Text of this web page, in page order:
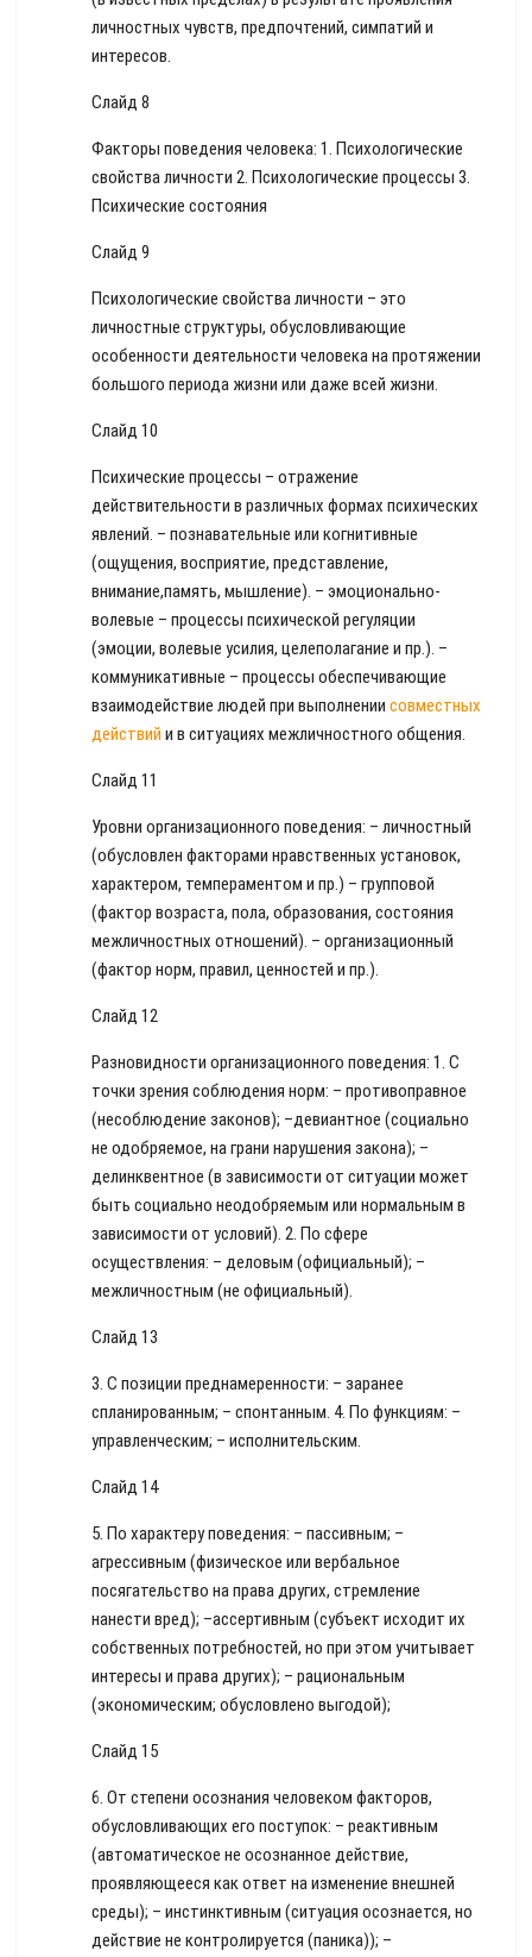
личностных чувств, предпочтений, симпатий и
интересов.
Слайд 8
Факторы поведения человека: 1. Психологические
свойства личности 2. Психологические процессы 3.
Психические состояния
Слайд 9
Психологические свойства личности – это
личностные структуры, обусловливающие
особенности деятельности человека на протяжении
большого периода жизни или даже всей жизни.
Слайд 10
Психические процессы – отражение
действительности в различных формах психических
явлений. – познавательные или когнитивные
(ощущения, восприятие, представление,
внимание,память, мышление). – эмоционально-
волевые – процессы психической регуляции
(эмоции, волевые усилия, целеполагание и пр.). –
коммуникативные – процессы обеспечивающие
взаимодействие людей при выполнении совместных
действий и в ситуациях межличностного общения.
Слайд 11
Уровни организационного поведения: – личностный
(обусловлен факторами нравственных установок,
характером, темпераментом и пр.) – групповой
(фактор возраста, пола, образования, состояния
межличностных отношений). – организационный
(фактор норм, правил, ценностей и пр.).
Слайд 12
Разновидности организационного поведения: 1. С
точки зрения соблюдения норм: – противоправное
(несоблюдение законов); –девиантное (социально
не одобряемое, на грани нарушения закона); –
делинквентное (в зависимости от ситуации может
быть социально неодобряемым или нормальным в
зависимости от условий). 2. По сфере
осуществления: – деловым (официальный); –
межличностным (не официальный).
Слайд 13
3. С позиции преднамеренности: – заранее
спланированным; – спонтанным. 4. По функциям: –
управленческим; – исполнительским.
Слайд 14
5. По характеру поведения: – пассивным; –
агрессивным (физическое или вербальное
посягательство на права других, стремление
нанести вред); –ассертивным (субъект исходит их
собственных потребностей, но при этом учитывает
интересы и права других); – рациональным
(экономическим; обусловлено выгодой);
Слайд 15
6. От степени осознания человеком факторов,
обусловливающих его поступок: – реактивным
(автоматическое не осознанное действие,
проявляющееся как ответ на изменение внешней
среды); – инстинктивным (ситуация осознается, но
действие не контролируется (паника)); –